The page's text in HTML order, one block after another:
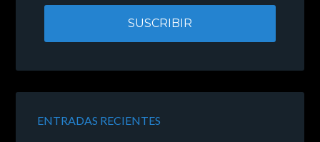
ENTRADAS RECIENTES